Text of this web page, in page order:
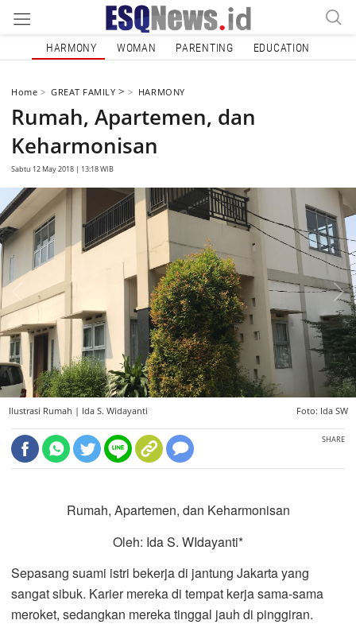
HARMONY WOMAN PARENTING EDUCATION
Home GREAT FAMILY > HARMONY
Rumah, Apartemen, dan
Keharmonisan
Sabtu 12 May 2018 | 13:18 WIB
Ilustrasi Rumah | Ida S. Widayanti Foto: Ida SW
SHARE
Rumah, Apartemen, dan Keharmonisan
Oleh: Ida S. WIdayanti*
Sepasang suami istri bekerja di jantung Jakarta yang
sangat sibuk. Karier mereka di tempat kerja sama-sama
meroket, sedangkan mereka tinggal jauh di pinggiran.